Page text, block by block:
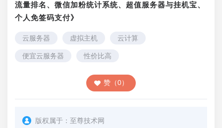
流量排名、微信加粉统计系统、超值服务器与挂机宝、
个人免签码支付》
云服务器 虚拟主机 云计算
便宜云服务器 性价比高
赞（0）
版权属于： 至尊技术网